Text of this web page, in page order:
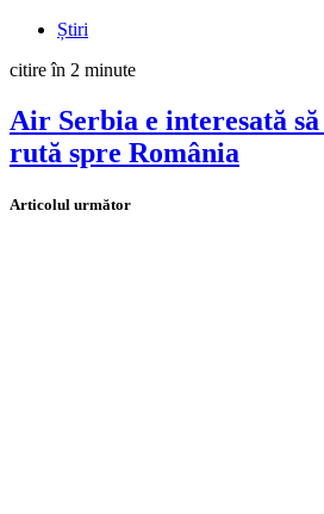
Știri
citire în 2 minute
Air Serbia e interesată să
rută spre România
Articolul următor